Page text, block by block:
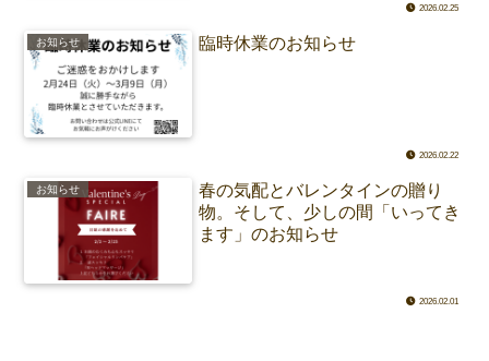
2026.02.25
お知らせ 臨時休業のお知らせ
2026.02.22
お知らせ
春の気配とバレンタインの贈り
物。そして、少しの間「いってき
ます」のお知らせ
2026.02.01